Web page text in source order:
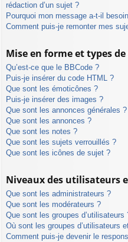
rédaction d’un sujet ?
Pourquoi mon message a-t-il
Comment puis-je remonter mes
Mise en forme et types
Qu’est-ce que le BBCode ?
Puis-je insérer du code HTML ?
Que sont les émoticônes ?
Puis-je insérer des images ?
Que sont les annonces générales ?
Que sont les annonces ?
Que sont les notes ?
Que sont les sujets verrouillés ?
Que sont les icônes de sujet ?
Niveaux des utilisateurs
Que sont les administrateurs ?
Que sont les modérateurs ?
Que sont les groupes d’utilisateurs
Où sont les groupes d’utilisateurs
Comment puis-je devenir le